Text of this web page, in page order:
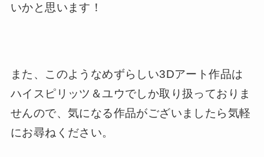
いかと思います！
また、このようなめずらしい3Dアート作品は
ハイスピリッツ＆ユウでしか取り扱っておりま
せんので、気になる作品がございましたら気軽
にお尋ねください。